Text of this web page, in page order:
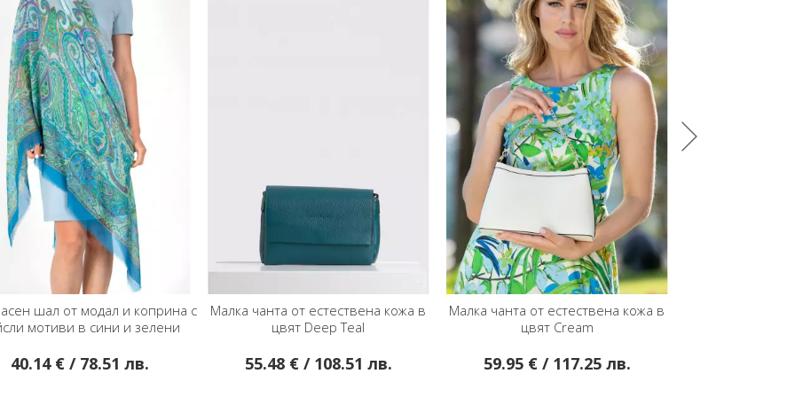
чанта от естествена кожа в
цвят Deep Teal
55.48 € / 108.51 лв.
Малка чанта от естествена кожа в
цвят Cream
59.95 € / 117.25 лв.
Малка дамска чанта от естествена
кожа в цвят Grigio
48.50 € / 94.86 лв.